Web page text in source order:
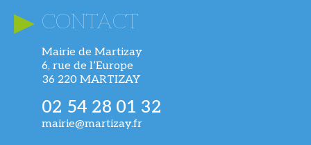
CONTACT
Mairie de Martizay
6, rue de l’Europe
36 220 MARTIZAY
02 54 28 01 32
mairie@martizay.fr